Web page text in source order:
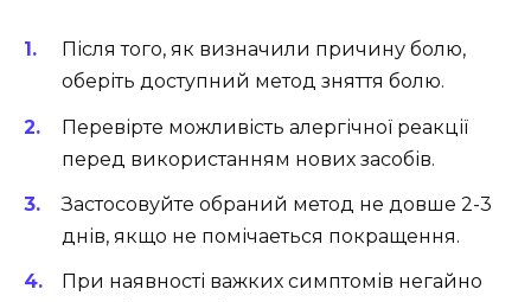
Після того, як визначили причину болю,
оберіть доступний метод зняття болю.
Перевірте можливість алергічної реакції
перед використанням нових засобів.
Застосовуйте обраний метод не довше 2-3
днів, якщо не помічаеться покращення.
При наявності важких симптомів негайно